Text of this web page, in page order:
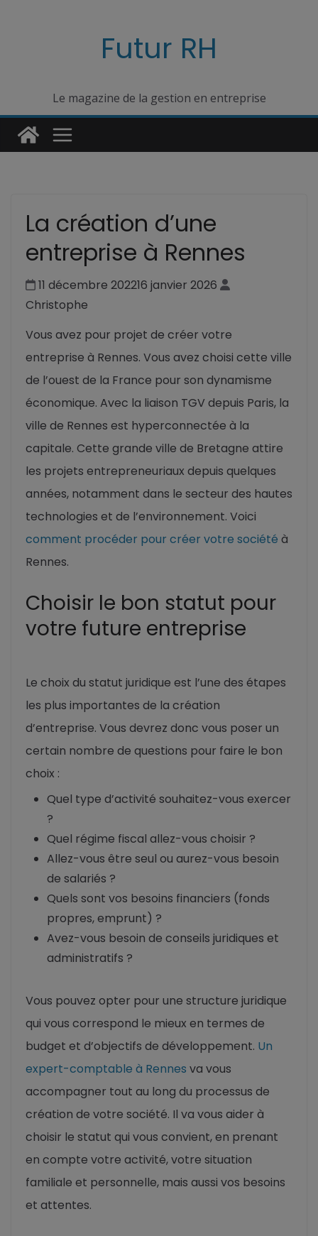
Futur RH
Le magazine de la gestion en entreprise
La création d’une
entreprise à Rennes
11 décembre 202216 janvier 2026
Christophe
Vous avez pour projet de créer votre
entreprise à Rennes. Vous avez choisi cette ville
de l’ouest de la France pour son dynamisme
économique. Avec la liaison TGV depuis Paris, la
ville de Rennes est hyperconnectée à la
capitale. Cette grande ville de Bretagne attire
les projets entrepreneuriaux depuis quelques
années, notamment dans le secteur des hautes
technologies et de l’environnement. Voici
comment procéder pour créer votre société à
Rennes.
Choisir le bon statut pour
votre future entreprise
Le choix du statut juridique est l’une des étapes
les plus importantes de la création
d’entreprise. Vous devrez donc vous poser un
certain nombre de questions pour faire le bon
choix :
Quel type d’activité souhaitez-vous exercer
?
Quel régime fiscal allez-vous choisir ?
Allez-vous être seul ou aurez-vous besoin
de salariés ?
Quels sont vos besoins financiers (fonds
propres, emprunt) ?
Avez-vous besoin de conseils juridiques et
administratifs ?
Vous pouvez opter pour une structure juridique
qui vous correspond le mieux en termes de
budget et d’objectifs de développement. Un
expert-comptable à Rennes va vous
accompagner tout au long du processus de
création de votre société. Il va vous aider à
choisir le statut qui vous convient, en prenant
en compte votre activité, votre situation
familiale et personnelle, mais aussi vos besoins
et attentes.